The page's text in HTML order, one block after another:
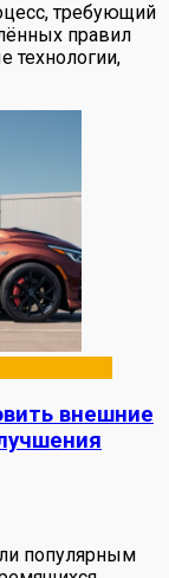
требующий
правил
технологии,
внешние
популярным